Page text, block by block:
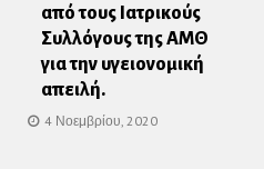
από τους Ιατρικούς
Συλλόγους της ΑΜΘ
για την υγειονομική
απειλή.
4 Νοεμβρίου, 2020